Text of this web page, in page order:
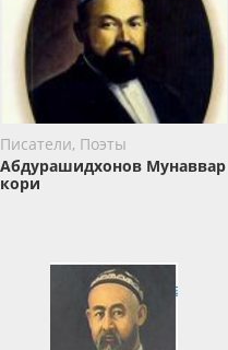
Писатели, Поэты
Абдурашидхонов Мунаввар
кори